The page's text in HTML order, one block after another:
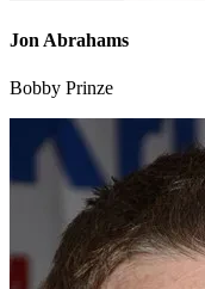
Jon Abrahams
Bobby Prinze